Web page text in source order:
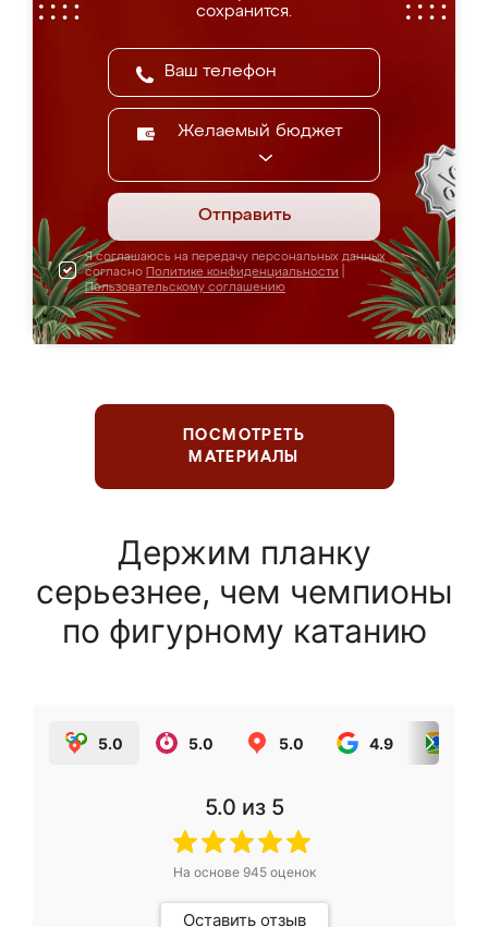
сохранится.
Желаемый бюджет
Отправить
Я соглашаюсь на передачу персональных данных
согласно Политике конфиденциальности
Пользовательскому соглашению
ПОСМОТРЕТЬ
МАТЕРИАЛЫ
Держим планку
серьезнее, чем чемпионы
по фигурному катанию
5.0 5.0 5.0 4.9
5.0 из 5
На основе 945оценок
Оставить отзыв